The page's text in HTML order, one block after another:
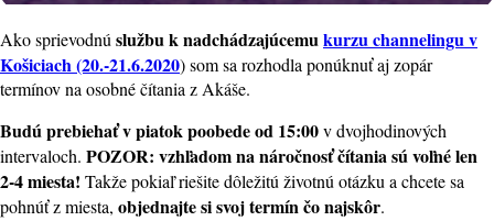
Ako sprievodnúslužbu k nadchádzajúcemukurzu channelingu v
Košiciach (20.-21.6.2020) som sa rozhodla ponúknuť aj zopár
termínov na osobné čítania z Akáše.
Budú prebiehať v piatok poobede od 15:00v dvojhodinových
intervaloch. POZOR: vzhľadom na náročnosť čítania sú voľné len
2-4 miesta! Takže pokiaľ riešite dôležitú životnú otázku a chcete sa
pohnúť z miesta, objednajte si svoj termín čo najskôr.